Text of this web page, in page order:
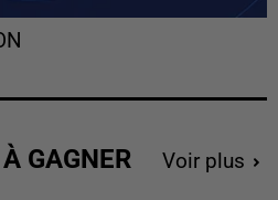
GAGNER Voir plus